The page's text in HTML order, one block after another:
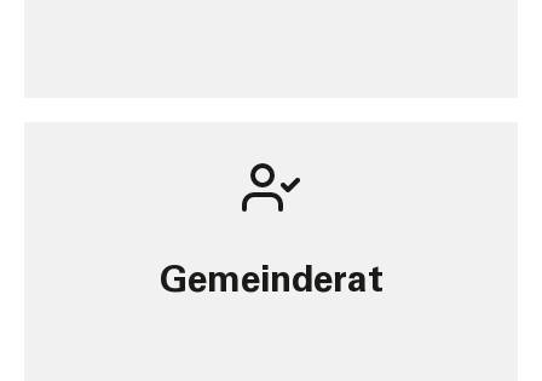
Gemeinde­rat